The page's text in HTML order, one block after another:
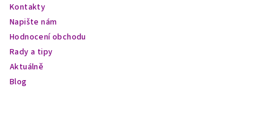
Kontakty
Napište nám
Hodnocení obchodu
Rady a tipy
Aktuálně
Blog